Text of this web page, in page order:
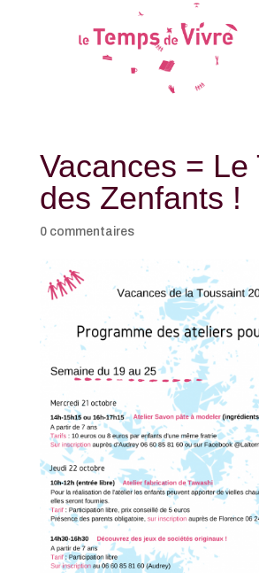
Vacances = Le
des Zenfants !
0 commentaires